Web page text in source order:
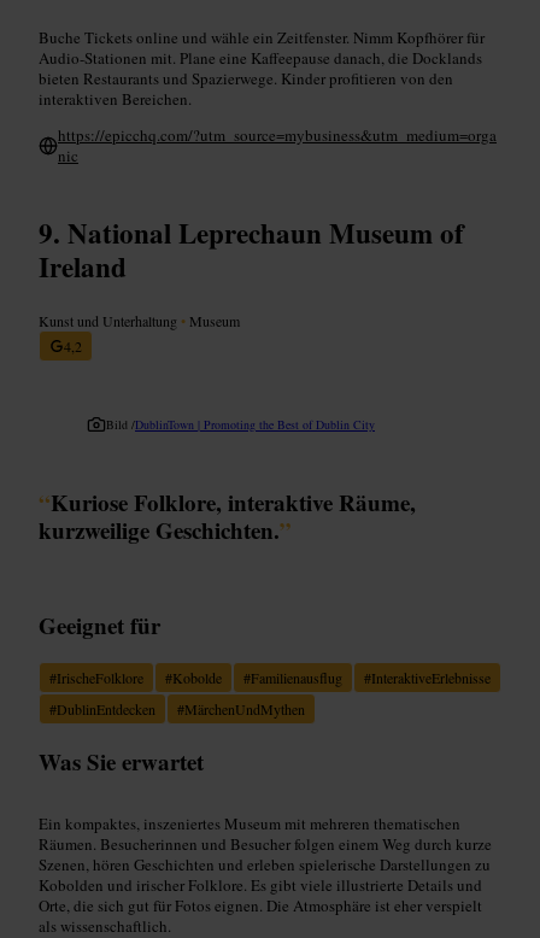
Buche Tickets online und wähle ein Zeitfenster. Nimm Kopfhörer für
Audio-Stationen mit. Plane eine Kaffeepause danach, die Docklands
bieten Restaurants und Spazierwege. Kinder profitieren von den
interaktiven Bereichen.
https://epicchq.com/?utm_source=mybusiness&utm_medium=orga
nic
National Leprechaun Museum of
Ireland
Kunst und Unterhaltung • Museum
4,2
Bild /DublinTown | Promoting the Best of Dublin City
“Kuriose Folklore, interaktive Räume,
kurzweilige Geschichten.”
Geeignet für
#IrischeFolklore #Kobolde #Familienausflug #InteraktiveErlebnisse
#DublinEntdecken #MärchenUndMythen
Was Sie erwartet
Ein kompaktes, inszeniertes Museum mit mehreren thematischen
Räumen. Besucherinnen und Besucher folgen einem Weg durch kurze
Szenen, hören Geschichten und erleben spielerische Darstellungen zu
Kobolden und irischer Folklore. Es gibt viele illustrierte Details und
Orte, die sich gut für Fotos eignen. Die Atmosphäre ist eher verspielt
als wissenschaftlich.